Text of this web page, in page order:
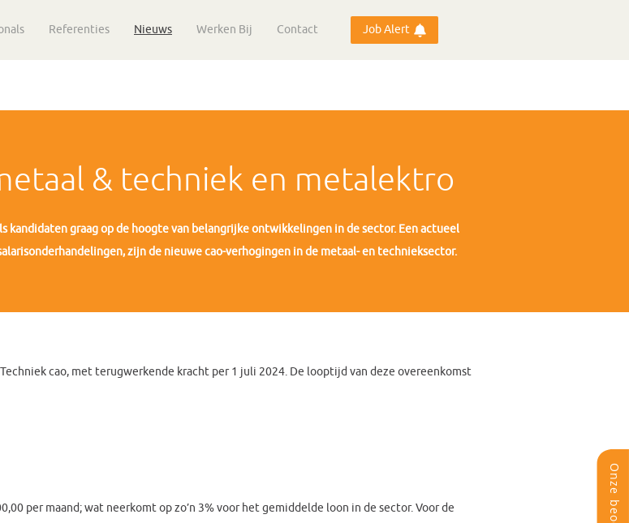
Referenties Nieuws Werken Bij Contact Job Alert
& techniek en metalektro
kandidaten graag op de hoogte van belangrijke ontwikkelingen in de sector. Een actueel
zijn de nieuwe cao-verhogingen in de metaal- en technieksector.
cao, met terugwerkende kracht per 1 juli 2024. De looptijd van deze overeenkomst
per maand; wat neerkomt op zo’n 3% voor het gemiddelde loon in de sector. Voor de